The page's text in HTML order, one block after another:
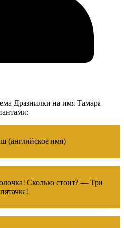
Дразнилки на имя Тамара
(английское имя)
Сколько стоит? — Три
пятачка!